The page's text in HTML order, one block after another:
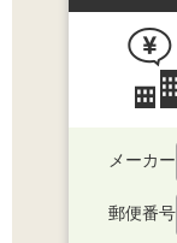
メーカー
郵便番号